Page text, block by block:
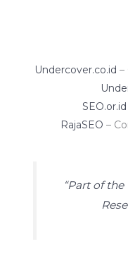
Undercover.co.id –
SEO.or.id
RajaSEO –
“Part of